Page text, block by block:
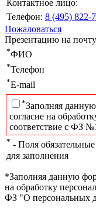
Контактное лицо:
Телефон: 8 (495) 822-
Пожаловаться
Презентацию на почту
*ФИО
*Телефон
*E-mail
*Заполняя
согласие на
соответствие с ФЗ
* - Поля обязательные
для заполнения
*Заполняя данную
на обработку
ФЗ "О персональных